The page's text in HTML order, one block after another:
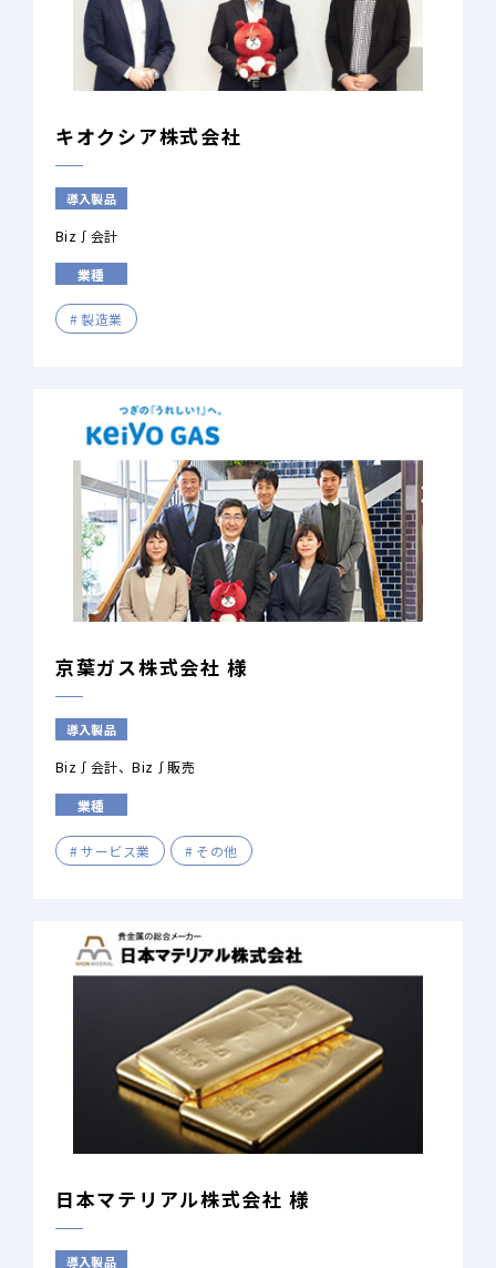
キオクシア株式会社
導入製品
Biz∫会計
業種
製造業
京葉ガス株式会社 様
導入製品
Biz∫会計 Biz∫販売
業種
サービス業 その他
日本マテリアル株式会社 様
導入製品